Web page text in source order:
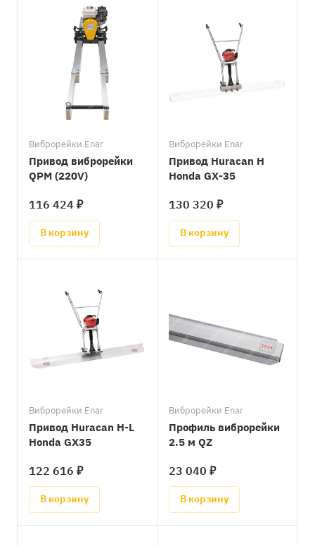
Виброрейки Enar
Привод виброрейки
QPM (220V)
116 424 ₽
В корзину
Виброрейки Enar
Привод Huracan H
Honda GX-35
130 320 ₽
В корзину
Виброрейки Enar
Привод Huracan H-L
Honda GX35
122 616 ₽
В корзину
Виброрейки Enar
Профиль виброрейки
2.5 м QZ
23 040 ₽
В корзину